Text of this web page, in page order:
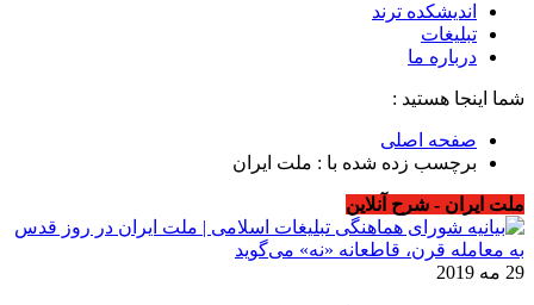
اندیشکده ترند
تبلیغات
درباره ما
شما اینجا هستید :
صفحه اصلی
برچسب زده شده با : ملت ایران
ملت ایران - شرح آنلاین
29 مه 2019